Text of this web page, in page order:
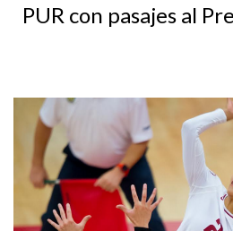
PUR con pasajes al